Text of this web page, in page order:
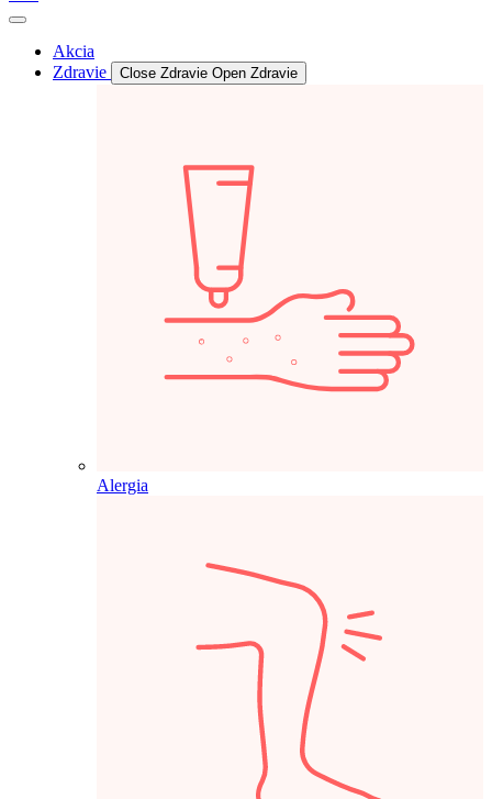
Akcia
Zdravie
Close Zdravie Open Zdravie
Alergia